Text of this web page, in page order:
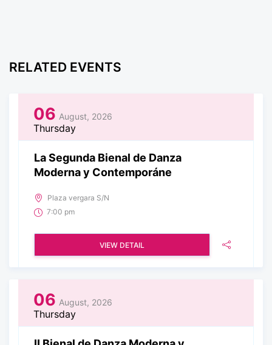
RELATED EVENTS
06 August, 2026
Thursday
La Segunda Bienal de Danza
Moderna y Contemporáne
Plaza vergara S/N
7:00 pm
VIEW DETAIL
06 August, 2026
Thursday